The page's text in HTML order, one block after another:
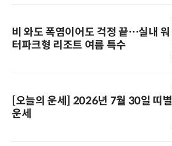
비 와도 폭염이어도 걱정 끝…실내 워
터파크형 리조트 여름 특수
[오늘의 운세] 2026년 7월 30일 띠별
운세